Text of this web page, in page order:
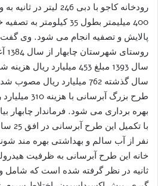
رودخانه کاجو با دبی 246
400 میلیمتر بطول 35
سال 1393 مبلغ 453 میلیارد
طرح بزرگ
بهره برداری می شود. فرماندار چابهار
نفر از آب سالم و بهداشتی بهره مند
ثانیه در نظر گرفته شده است که شامل